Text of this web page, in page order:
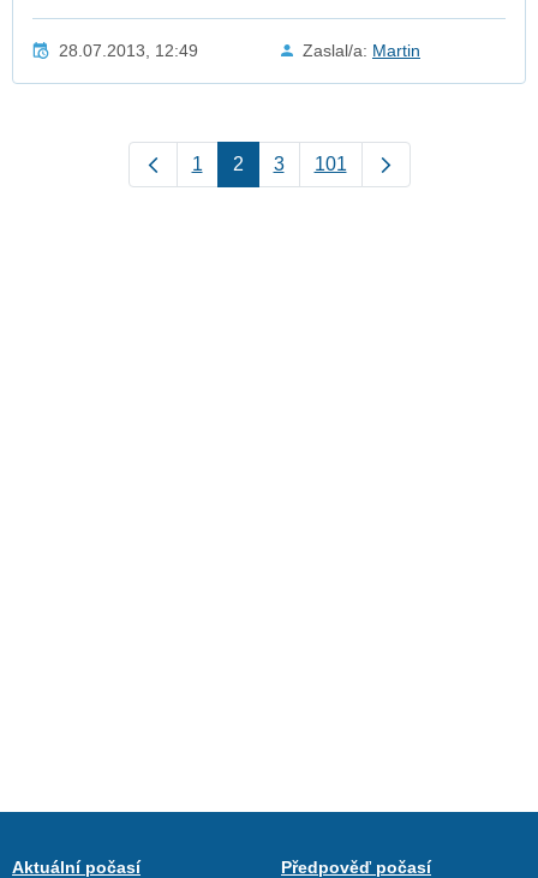
28.07.2013, 12:49 Zaslal/a: Martin
1 2 3 101
Aktuální počasí
Předpověď počasí